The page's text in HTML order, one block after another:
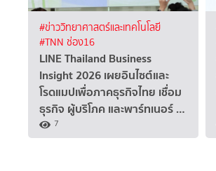
#ข่าววิทยาศาสตร์และเทคโนโลยี
#TNN ช่อง16
LINE Thailand Business
Insight 2026 เผยอินไซต์และ
โรดแมปเพื่อภาคธุรกิจไทย เชื่อม
ธุรกิจ ผู้บริโภค และพาร์ทเนอร์ …
7